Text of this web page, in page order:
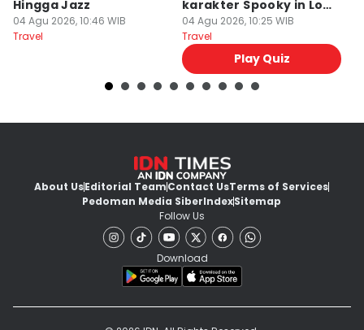
Hingga Jazz
04 Agu 2026, 10:46 WIB
Travel
karakter Spooky in Love
Ini Mirip Kamu
04 Agu 2026, 10:25 WIB
Travel
Play Quiz
About UsEditorial TeamContact UsTerms of Services
Pedoman Media SiberIndexSitemap
Follow Us
Download